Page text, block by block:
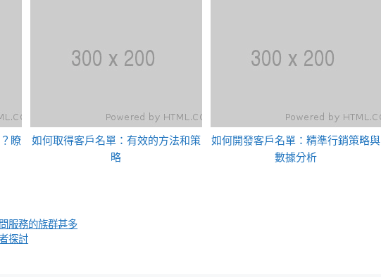
瞭
如何取得客戶名單：有效的方法和策
略
如何開發客戶名單：精準行銷策略與
數據分析
服務的族群甚多
探討